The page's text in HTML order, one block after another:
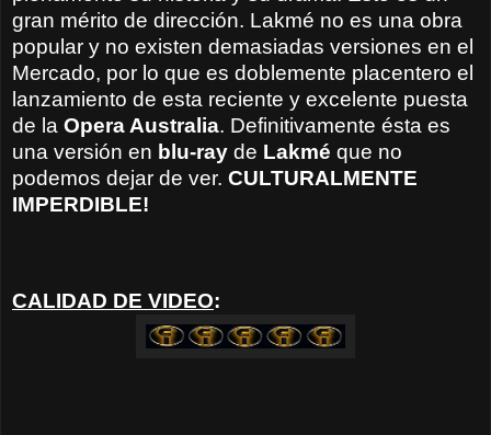
gran mérito de dirección. Lakmé no es una obra
popular y no existen demasiadas versiones en el
Mercado, por lo que es doblemente placentero el
lanzamiento de esta reciente y excelente puesta
de la Opera Australia. Definitivamente ésta es
una versión en blu-ray de Lakmé que no
podemos dejar de ver. CULTURALMENTE
IMPERDIBLE!
CALIDAD DE VIDEO: